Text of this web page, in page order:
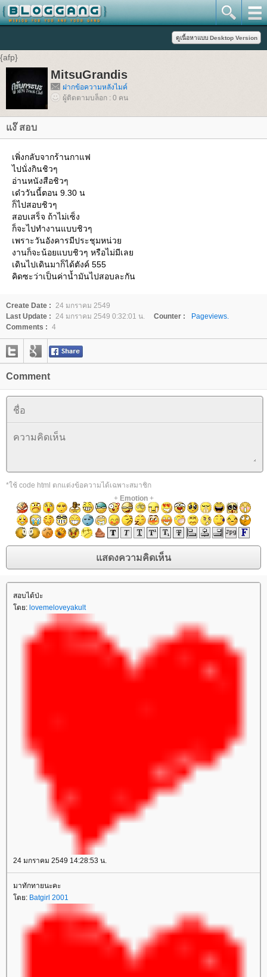
{afp}
MitsuGrandis
ฝากข้อความหลังไมค์
ผู้ติดตามบล็อก : 0 คน
แง๊ สอบ
เพิ่งกลับจากร้านกาแฟ
ไปนั่งกินชิวๆ
อ่านหนังสือชิวๆ
เด๋ววันนี้ตอน 9.30 น
ก็ไปสอบชิวๆ
สอบเสร็จ ถ้าไม่เซ็ง
ก็จะไปทำงานแบบชิวๆ
เพราะวันอังคารมีประชุมหน่วย
งานก็จะน้อยแบบชิวๆ หรือไม่มีเลย
เดินไปเดินมาก็ได้ตังค์ 555
คิดซะว่าเป็นค่าน้ำมันไปสอบละกัน
Create Date : 24 มกราคม 2549
Last Update : 24 มกราคม 2549 0:32:01 น. Counter :
Pageviews.
Comments : 4
Comment
*ใช้ code html ตกแต่งข้อความได้เฉพาะสมาชิก
+ Emotion+
สอบได้ป่ะ
โดย: lovemeloveyakult
24 มกราคม 2549 14:28:53 น.
มาทักทายนะคะ
โดย: Batgirl 2001